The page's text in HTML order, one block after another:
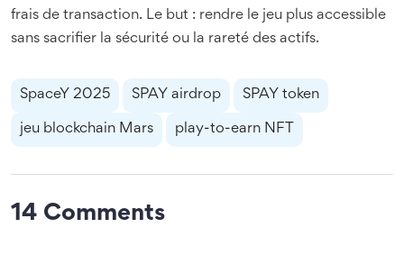
frais de transaction. Le but : rendre le jeu plus accessible
sans sacrifier la sécurité ou la rareté des actifs.
SpaceY 2025 SPAY airdrop SPAY token
jeu blockchain Mars play-to-earn NFT
14 Comments